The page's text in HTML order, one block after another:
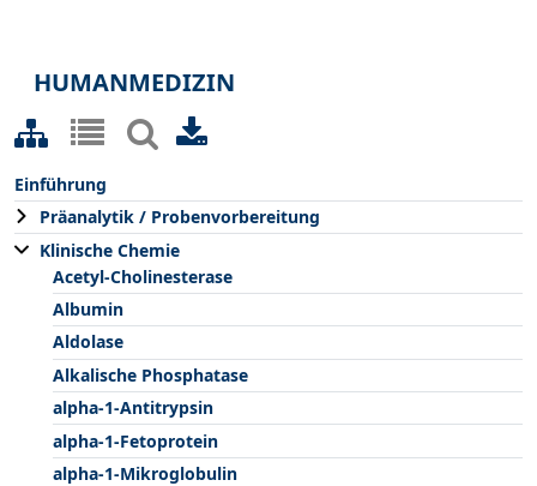
HUMANMEDIZIN
Einführung
Präanalytik / Probenvorbereitung
Klinische Chemie
Acetyl-Cholinesterase
Albumin
Aldolase
Alkalische Phosphatase
alpha-1-Antitrypsin
alpha-1-Fetoprotein
alpha-1-Mikroglobulin